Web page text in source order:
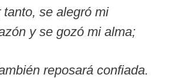
tanto, se alegró mi
y se gozó mi alma;
reposará confiada.